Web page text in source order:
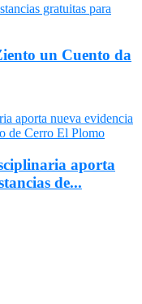
un Cuento da
aporta
de...